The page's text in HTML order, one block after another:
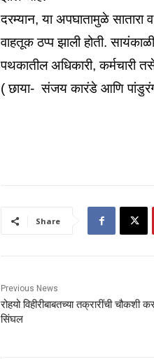
दरम्यान, या अपघातामुळे सातारा
वाहतूक ठप्प झाली होती.
पथकातील अधिकारी, कर्मचारी
( छाया- संजय कारंडे आणि
Share
Previous News
रोहयो विहीरीबाबतच्या तक्रारींची चौकशी
सिंघल